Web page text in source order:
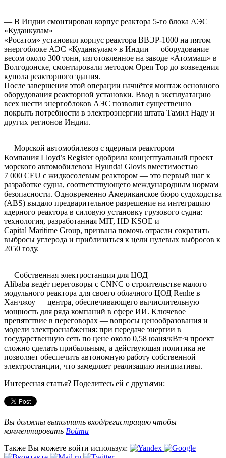
— В Индии смонтирован корпус реактора 5‑го блока АЭС
«Куданкулам»
«Росатом» установил корпус реактора ВВЭР‑1000 на пятом
энергоблоке АЭС «Куданкулам» в Индии — оборудование
весом около 300 тонн, изготовленное на заводе «Атоммаш» в
Волгодонске, смонтировали методом Open Top до возведения
купола реакторного здания.
После завершения этой операции начнётся монтаж основного
оборудования реакторной установки. Ввод в эксплуатацию
всех шести энергоблоков АЭС позволит существенно
покрыть потребности в электроэнергии штата Тамил Наду и
других регионов Индии.
— Морской автомобилевоз с ядерным реактором
Компания Lloyd’s Register одобрила концептуальный проект
морского автомобилевоза Hyundai Glovis вместимостью
7 000 CEU с жидкосолевым реактором — это первый шаг к
разработке судна, соответствующего международным нормам
безопасности. Одновременно Американское бюро судоходства
(ABS) выдало предварительное разрешение на интеграцию
ядерного реактора в силовую установку грузового судна:
технология, разработанная MIT, HD KSOE и
Capital Maritime Group, призвана помочь отрасли сократить
выбросы углерода и приблизиться к цели нулевых выбросов к
2050 году.
— Собственная электростанция для ЦОД
Alibaba ведёт переговоры с CNNC о строительстве малого
модульного реактора для своего облачного ЦОД Renhe в
Ханчжоу — центра, обеспечивающего вычислительную
мощность для ряда компаний в сфере ИИ. Ключевое
препятствие в переговорах — вопросы ценообразования и
модели электроснабжения: при передаче энергии в
государственную сеть по цене около 0,58 юаня/кВт·ч проект
сложно сделать прибыльным, а действующая политика не
позволяет обеспечить автономную работу собственной
электростанции, что замедляет реализацию инициативы.
Интересная статья? Поделитесь ей с друзьями:
Вы должны выполнить вход/регистрацию чтобы
комментировать Войти
Также Вы можете войти используя: